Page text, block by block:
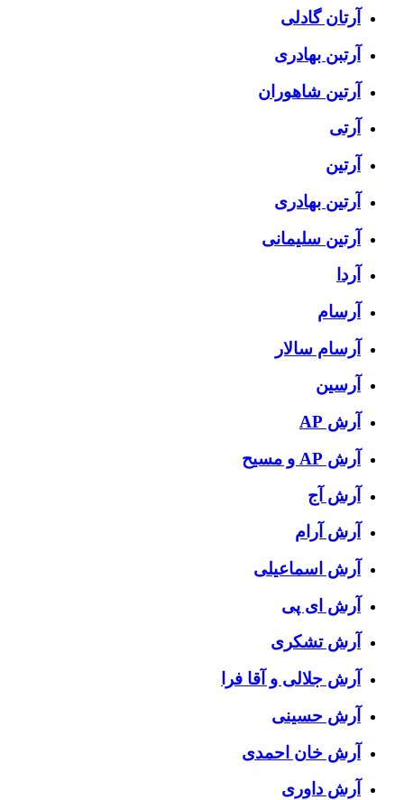
آرتان گادلی
آرتبن بهادری
آرتين شاهوران
آرتی
آرتین
آرتین بهادری
آرتین سلیمانی
آردا
آرسام
آرسام سالار
آرسین
آرش AP
آرش AP و مسیح
آرش آج
آرش آرام
آرش اسماعیلی
آرش ای پی
آرش تشکری
آرش جلالی و آقا فرا
آرش حسینی
آرش خان احمدی
آرش داوری